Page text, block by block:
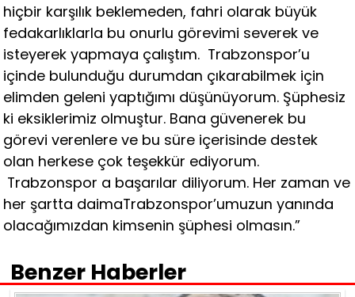
hiçbir karşılık beklemeden, fahri olarak büyük
fedakarlıklarla bu onurlu görevimi severek ve
isteyerek yapmaya çalıştım. Trabzonspor’u
içinde bulunduğu durumdan çıkarabilmek için
elimden geleni yaptığımı düşünüyorum. Şüphesiz
ki eksiklerimiz olmuştur. Bana güvenerek bu
görevi verenlere ve bu süre içerisinde destek
olan herkese çok teşekkür ediyorum.
Trabzonspor a başarılar diliyorum. Her zaman ve
her şartta daimaTrabzonspor’umuzun yanında
olacağımızdan kimsenin şüphesi olmasın.”
Benzer Haberler